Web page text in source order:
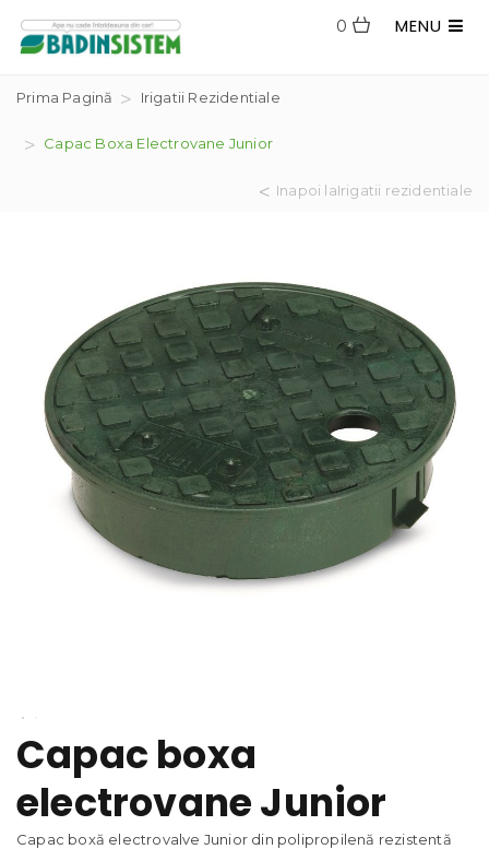
MENU
0
Prima Pagină Irigatii Rezidentiale
Capac Boxa Electrovane Junior
Inapoi laIrigatii rezidentiale
Capac boxa
electrovane Junior
Capac boxă electrovalve Junior din polipropilenă rezistentă